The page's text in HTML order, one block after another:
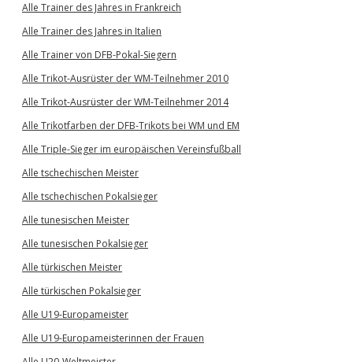
Alle Trainer des Jahres in Frankreich
Alle Trainer des Jahres in Italien
Alle Trainer von DFB-Pokal-Siegern
Alle Trikot-Ausrüster der WM-Teilnehmer 2010
Alle Trikot-Ausrüster der WM-Teilnehmer 2014
Alle Trikotfarben der DFB-Trikots bei WM und EM
Alle Triple-Sieger im europäischen Vereinsfußball
Alle tschechischen Meister
Alle tschechischen Pokalsieger
Alle tunesischen Meister
Alle tunesischen Pokalsieger
Alle türkischen Meister
Alle türkischen Pokalsieger
Alle U19-Europameister
Alle U19-Europameisterinnen der Frauen